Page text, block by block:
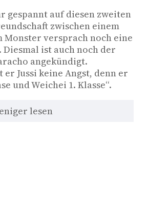
gespannt auf diesen zweiten
zwischen einem
Monster versprach noch eine
Diesmal ist auch noch der
angekündigt.
Jussi keine Angst, denn er
und Weichei 1. Klasse“.
lesen